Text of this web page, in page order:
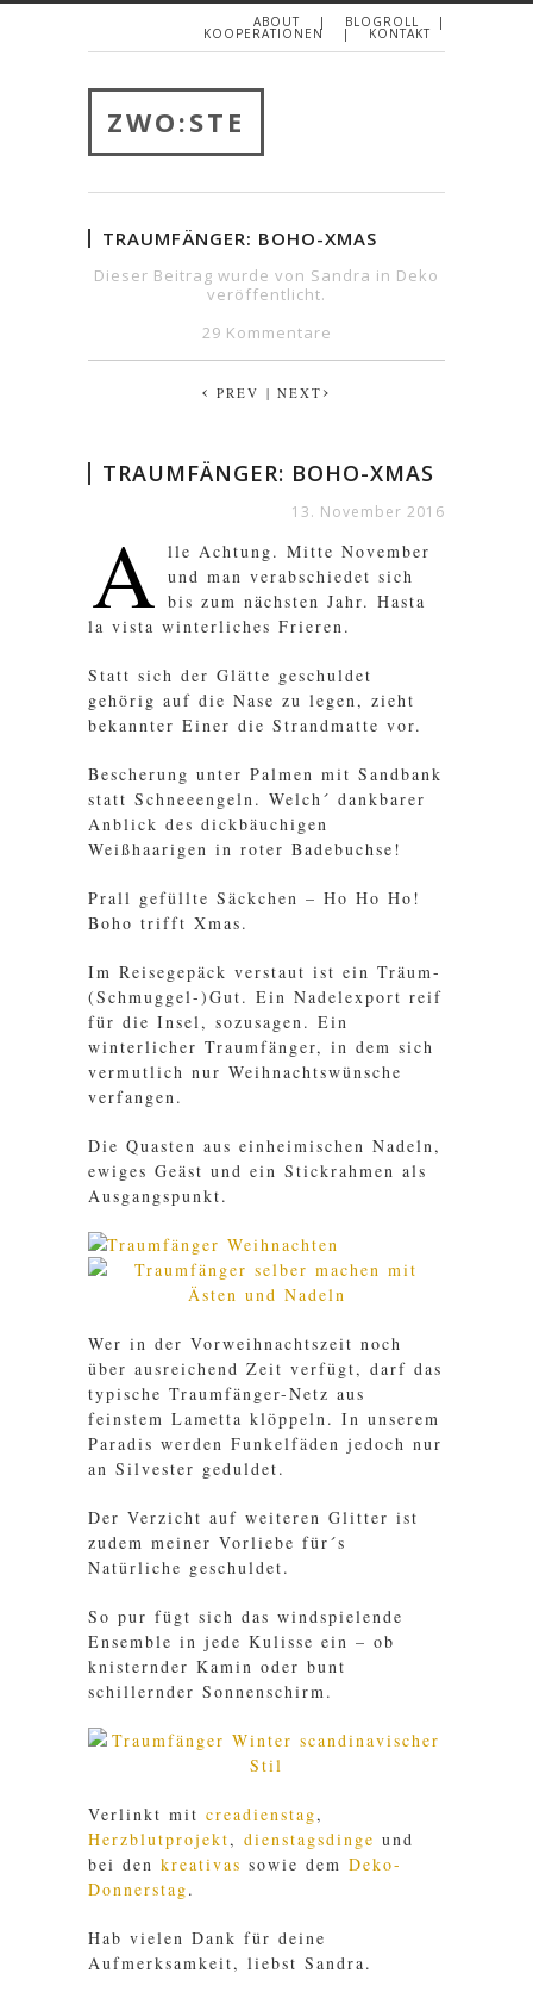
ABOUT BLOGROLL
KOOPERATIONEN KONTAKT
ZWO:STE
TRAUMFÄNGER: BOHO-XMAS
Dieser Beitrag wurde von Sandra in Deko
veröffentlicht.
29 Kommentare
‹ PREV | NEXT ›
TRAUMFÄNGER: BOHO-XMAS
13. November 2016
A lle Achtung. Mitte November
und man verabschiedet sich
bis zum nächsten Jahr. Hasta
la vista winterliches Frieren.
Statt sich der Glätte geschuldet
gehörig auf die Nase zu legen, zieht
bekannter Einer die Strandmatte vor.
Bescherung unter Palmen mit Sandbank
statt Schneeengeln. Welch´ dankbarer
Anblick des dickbäuchigen
Weißhaarigen in roter Badebuchse!
Prall gefüllte Säckchen – Ho Ho Ho!
Boho trifft Xmas.
Im Reisegepäck verstaut ist ein Träum-
(Schmuggel-)Gut. Ein Nadelexport reif
für die Insel, sozusagen. Ein
winterlicher Traumfänger, in dem sich
vermutlich nur Weihnachtswünsche
verfangen.
Die Quasten aus einheimischen Nadeln,
ewiges Geäst und ein Stickrahmen als
Ausgangspunkt.
Wer in der Vorweihnachtszeit noch
über ausreichend Zeit verfügt, darf das
typische Traumfänger-Netz aus
feinstem Lametta klöppeln. In unserem
Paradis werden Funkelfäden jedoch nur
an Silvester geduldet.
Der Verzicht auf weiteren Glitter ist
zudem meiner Vorliebe für´s
Natürliche geschuldet.
So pur fügt sich das windspielende
Ensemble in jede Kulisse ein – ob
knisternder Kamin oder bunt
schillernder Sonnenschirm.
Verlinkt mit creadienstag,
Herzblutprojekt, dienstagsdinge und
bei den kreativas sowie dem Deko-
Donnerstag.
Hab vielen Dank für deine
Aufmerksamkeit, liebst Sandra.